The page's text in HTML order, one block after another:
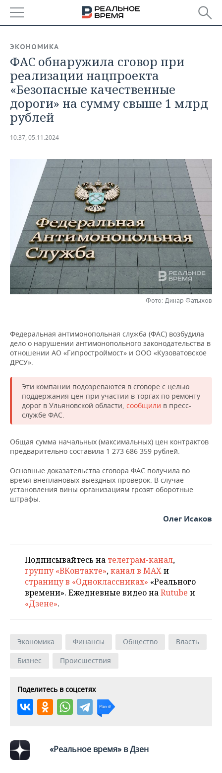
БАШКОРТОСТАН
ТАТАРСТАН
УДМУРТИЯ
НОВОСТИ
АНАЛИТИКА
НОВОСТИ АНАЛИТИКИ
ДЕКЛАРАЦИИ О ДОХОДАХ
ВУЗЫ ТАТАРСТАНА
КОМУ ПРИНАДЛЕЖАТ
ТОРГОВЫЕ ЦЕНТРЫ
ТАТАРСТАНА
ЭКОНОМИКА
НОВОСТИ ЭКОНОМИКИ
БЮДЖЕТ
ИНВЕСТИЦИИ
ПРОМЫШЛЕННОСТЬ
ПРОМЫШЛЕННОСТИ
АГРОПРОМ
МАШИНОСТРОЕНИЕ
НЕФТЕХИМИЯ
НЕФТЬ
ОПК
ЭНЕРГЕТИКА
НОВОСТИ НЕДВИЖИМОСТИ
НОВОСТИ АВТО
БИЗНЕС
НОВОСТИ БИЗНЕСА
РОЗНИЧНАЯ ТОРГОВЛЯ
ТРАНСПОРТ
УСЛУГИ
ТЕХНОЛОГИИ
НОВОСТИ ТЕХНОЛОГИЙ
IT
МЕДИА
МЕРОПРИЯТИЯ
НОВОСТИ МЕРОПРИЯТИЙ
ВЫЕЗДНАЯ РЕДАКЦИЯ
ONLINE-КОНФЕРЕНЦИИ
ОТКРЫТАЯ ЛЕКЦИЯ
СПОРТ
НОВОСТИ СПОРТА
ХОККЕЙ
БАСКЕТБОЛ
ВОЛЕЙБОЛ
КИБЕРСПОРТ
ФИГУРНОЕ КАТАНИЕ
ВОДНЫЕ ВИДЫ СПОРТА
ХОККЕЙ С МЯЧОМ
ОБЩЕСТВО
ВЛАСТЬ
ИНФРАСТРУКТУРА
ИСТОРИЯ
КУЛЬТУРА
МЕДИЦИНА
ОБРАЗОВАНИЕ
ПРОИСШЕСТВИЯ
СЮЖЕТЫ
СПРАВОЧНИК
СПИСОК ПЕРСОН
СПИСОК КОМПАНИЙ
ПОЛНАЯ ВЕРСИЯ
ЭКОНОМИКА
ФАС обнаружила сговор при
реализации нацпроекта
«Безопасные качественные
дороги» на сумму свыше 1 млрд
рублей
10:37, 05.11.2024
Фото: Динар Фатыхов
Федеральная антимонопольная служба (ФАС) возбудила
дело о нарушении антимонопольного законодательства в
отношении АО «Гипростроймост» и ООО «Кузоватовское
ДРСУ».
Эти компании подозреваются в сговоре с целью
поддержания цен при участии в торгах по ремонту
дорог в Ульяновской области, сообщили в пресс-
службе ФАС.
Общая сумма начальных (максимальных) цен контрактов
предварительно составила 1 273 686 359 рублей.
Основные доказательства сговора ФАС получила во
время внеплановых выездных проверок. В случае
установления вины организациям грозят оборотные
штрафы.
Олег Исаков
Подписывайтесь на телеграм-канал,
группу «ВКонтакте»,канал в MAXи
страницу в «Одноклассниках» «Реального
времени». Ежедневные видео наRutube и
«Дзене».
Экономика Финансы Общество
Власть
Бизнес
Происшествия
Поделитесь в соцсетях
«Реальное время» в Дзен